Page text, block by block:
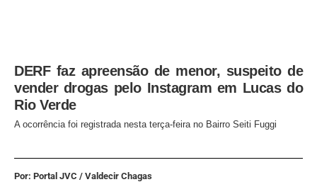
DERF faz apreensão de menor, suspeito de
vender drogas pelo Instagram em Lucas do
Rio Verde
A ocorrência foi registrada nesta terça-feira no Bairro Seiti Fuggi
Por: Portal JVC / Valdecir Chagas